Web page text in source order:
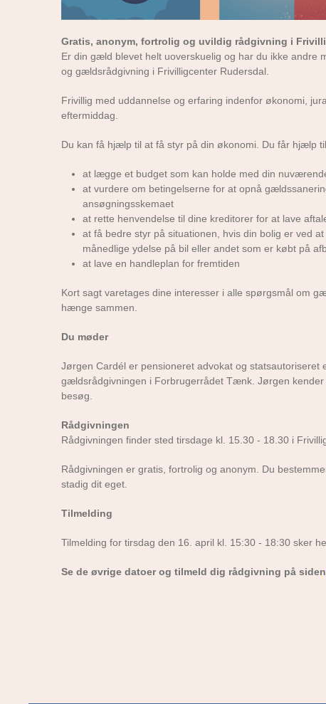
Gratis, anonym, fortrolig og uvildig rådgivning i
Er din gæld blevet helt uoverskuelig og har du ikke
og gældsrådgivning i Frivilligcenter Rudersdal.
Frivillig med uddannelse og erfaring indenfor økonomi,
eftermiddag.
Du kan få hjælp til at få styr på din økonomi. Du får hjælp
at lægge et budget som kan holde med din
at vurdere om betingelserne for at opnå
ansøgningsskemaet
at rette henvendelse til dine kreditorer for at lave
at få bedre styr på situationen, hvis din bolig er ved
månedlige ydelse på bil eller andet som er købt på
at lave en handleplan for fremtiden
Kort sagt varetages dine interesser i alle spørgsmål om
hænge sammen.
Du møder
Jørgen Cardél er pensioneret advokat og
gældsrådgivningen i Forbrugerrådet Tænk. Jørgen
besøg.
Rådgivningen
Rådgivningen finder sted tirsdage kl. 15.30 - 18.30 i
Rådgivningen er gratis, fortrolig og anonym. Du
stadig dit eget.
Tilmelding
Tilmelding for tirsdag den 16. april kl. 15:30 - 18:30 sker
Se de øvrige datoer og tilmeld dig rådgivning på siden